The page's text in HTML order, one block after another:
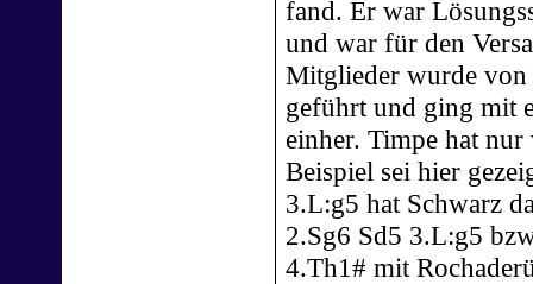
fand. Er war
und war für den
Mitglieder wurde von
geführt und ging mit
einher. Timpe hat
Beispiel sei hier
3.L:g5 hat Schwarz
2.Sg6 Sd5 3.L:g5
4.Th1# mit